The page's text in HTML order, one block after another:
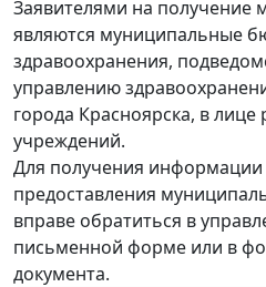
Заявителями на получение
являются муниципальные
здравоохранения,
управлению
города Красноярска, в лице
учреждений.
Для получения
предоставления
вправе обратиться в
письменной форме или в
документа.